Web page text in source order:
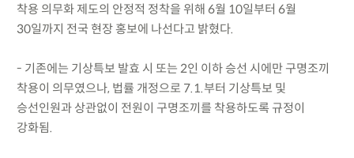
착용 의무화 제도의 안정적 정착을 위해 6월 10일부터 6월
30일까지 전국 현장 홍보에 나선다고 밝혔다.
- 기존에는 기상특보 발효 시 또는 2인 이하 승선 시에만 구명조끼
착용이 의무였으나, 법률 개정으로 7.1.부터 기상특보 및
승선인원과 상관없이 전원이 구명조끼를 착용하도록 규정이
강화됨.